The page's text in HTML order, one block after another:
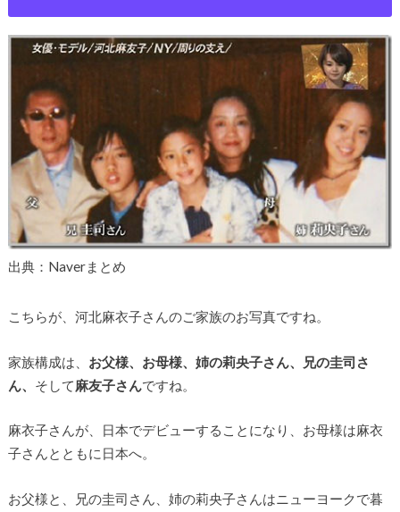
出典：Naverまとめ
こちらが、河北麻衣子さんのご家族のお写真ですね。
家族構成は、 お父様、お母様、姉の莉央子さん、兄の圭司さ
ん、 そして麻友子さんですね。
麻衣子さんが、日本でデビューすることになり、お母様は麻衣
子さんとともに日本へ。
お父様と、兄の圭司さん、姉の莉央子さんはニューヨークで暮